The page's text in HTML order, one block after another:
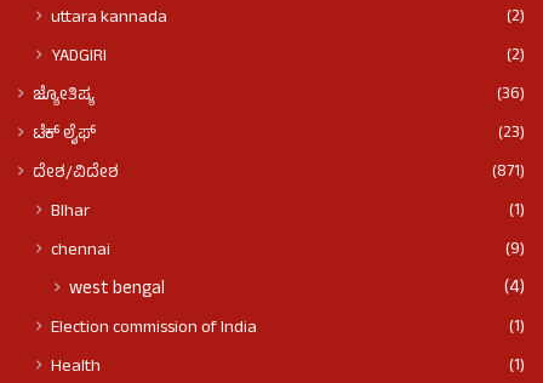
uttara kannada
(2)
YADGIRI
(2)
ಜ್ಯೋತಿಷ್ಯ
(36)
ಟೆಕ್ ಲೈಫ್
(23)
ದೇಶ/ವಿದೇಶ
(871)
BIhar
(1)
chennai
(9)
west bengal (4)
Election commission of India
(1)
Health
(1)